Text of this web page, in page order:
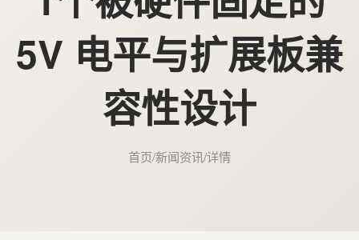
5V 电平与扩展板兼
容性设计
首页/新闻资讯/详情